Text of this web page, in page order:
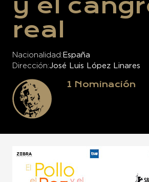
y el
real
Nacionalidad España
Dirección José Luis López Linares
1 Nominación